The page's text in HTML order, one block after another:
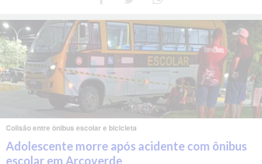
Colisão entre ônibus escolar e bicicleta
Adolescente morre após acidente com ônibus
escolar em Arcoverde